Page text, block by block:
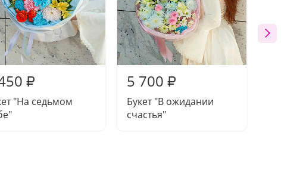
₽
"На седьмом
5 700 ₽
Букет "В ожидании
счастья"